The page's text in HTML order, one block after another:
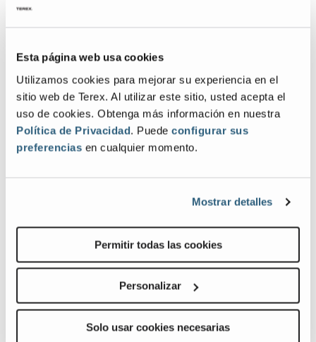
Esta página web usa cookies
Utilizamos cookies para mejorar su experiencia en el
sitio web de Terex. Al utilizar este sitio, usted acepta el
uso de cookies. Obtenga más información en nuestra
Política de Privacidad. Puede configurar sus
preferencias en cualquier momento.
Mostrar detalles
Permitir todas las cookies
Personalizar
Solo usar cookies necesarias
Especificaciones
Specification Value
Altura de trabajo máx.
Capacidad 1.500 lb| 680 kg
Anchura de la máquina 7 ft 6 in| 2,29 m
Longitud de la máquina 16 ft| 4,88 m
Galería de Imágenes y Vídeos
View
GS-
5390RT_Alt3